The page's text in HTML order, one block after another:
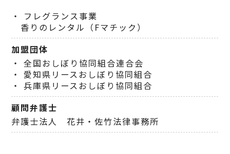
・ フレグランス事業
香りのレンタル（Fマチック）
加盟団体
・ 全国おしぼり協同組合連合会
・ 愛知県リースおしぼり協同組合
・ 兵庫県リースおしぼり協同組合
顧問弁護士
弁護士法人 花井・佐竹法律事務所